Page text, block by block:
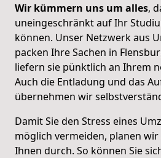
Wir kümmern uns um alles,
uneingeschränkt auf Ihr
können. Unser Netzwerk aus
packen Ihre Sachen in
liefern sie pünktlich an Ihrem
Auch die Entladung und das
übernehmen wir
Damit Sie den Stress eines
möglich vermeiden, planen
Ihnen durch. So können Sie